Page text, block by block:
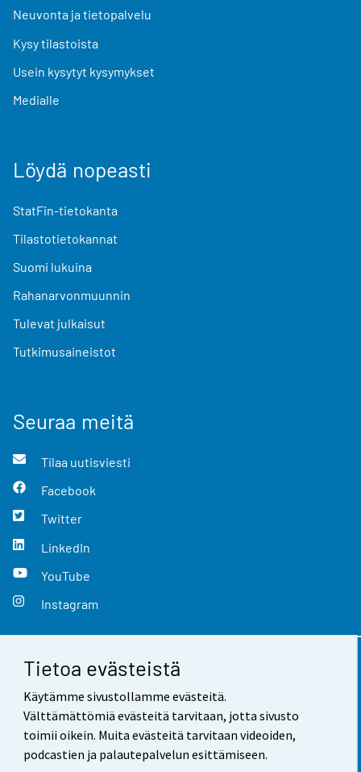
Tietoa evästeistä
Käytämme sivustollamme evästeitä.
Välttämättömiä evästeitä tarvitaan, jotta sivusto
toimii oikein. Muita evästeitä tarvitaan videoiden,
podcastien ja palautepalvelun esittämiseen.
Neuvonta ja tietopalvelu
Kysy tilastoista
Usein kysytyt kysymykset
Medialle
Löydä nopeasti
StatFin-tietokanta
Tilastotietokannat
Suomi lukuina
Rahanarvonmuunnin
Tulevat julkaisut
Tutkimusaineistot
Seuraa meitä
Tilaa uutisviesti
Facebook
Twitter
LinkedIn
YouTube
Instagram
Yhteystiedot
Palaute
Käyttöehdot